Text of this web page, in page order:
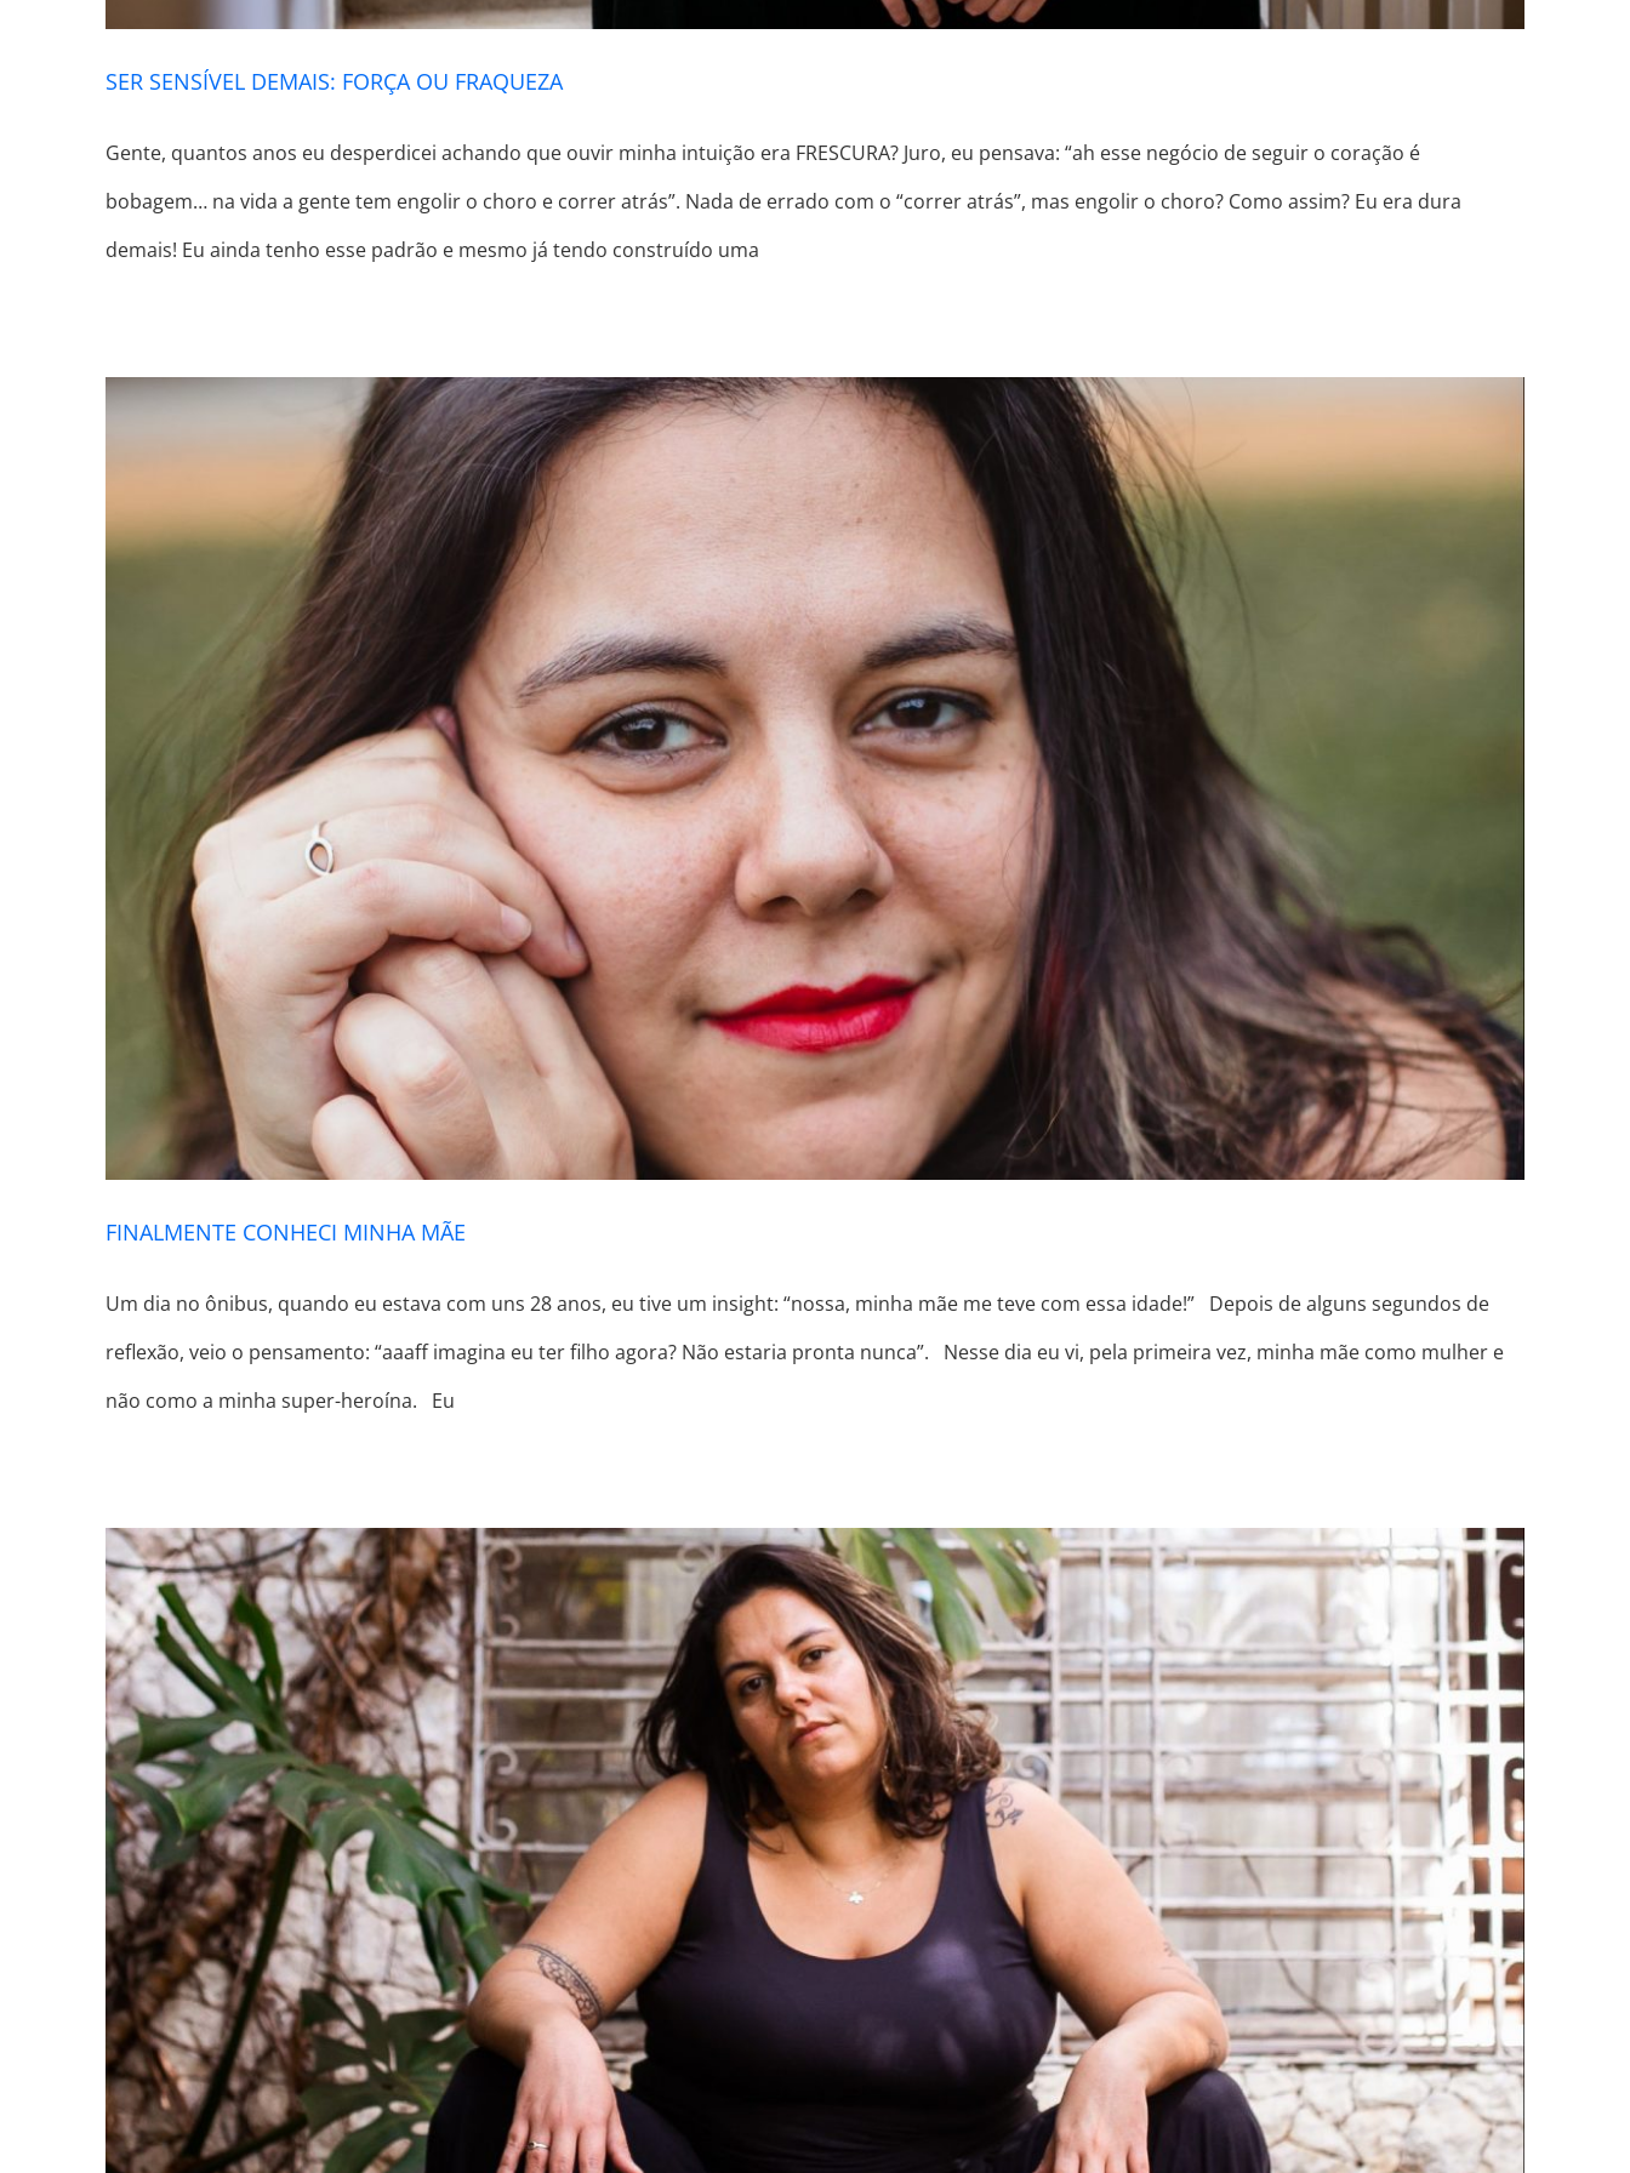
SER SENSÍVEL DEMAIS: FORÇA OU FRAQUEZA
Gente, quantos anos eu desperdicei achando que ouvir minha intuição era FRESCURA? Juro, eu pensava: “ah esse negócio de seguir o coração é
bobagem… na vida a gente tem engolir o choro e correr atrás”. Nada de errado com o “correr atrás”, mas engolir o choro? Como assim? Eu era dura
demais! Eu ainda tenho esse padrão e mesmo já tendo construído uma
FINALMENTE CONHECI MINHA MÃE
FINALMENTE CONHECI MINHA MÃE
Um dia no ônibus, quando eu estava com uns 28 anos, eu tive um insight: “nossa, minha mãe me teve com essa idade!” Depois de alguns segundos de
reflexão, veio o pensamento: “aaaff imagina eu ter filho agora? Não estaria pronta nunca”. Nesse dia eu vi, pela primeira vez, minha mãe como mulher e
não como a minha super-heroína. Eu
O QUE VOCÊ “TÁ” QUERENDO DIZER?